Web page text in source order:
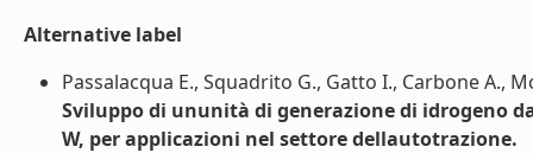
Alternative label
Passalacqua E., Squadrito G., Gatto I., Carbone A.,
Sviluppo di ununità di generazione di idrogeno
W, per applicazioni nel settore dellautotrazione.